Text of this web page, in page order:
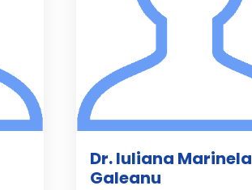
Dr. Iuliana Marinela
Galeanu